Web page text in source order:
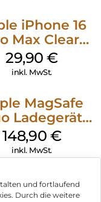
und fortlaufend
Durch die weitere
iPhone 16
Max Clear
MagSafe
29,90€
inkl. MwSt.
MagSafe
Ladegerät
Weiß
148,90 €
inkl. MwSt.